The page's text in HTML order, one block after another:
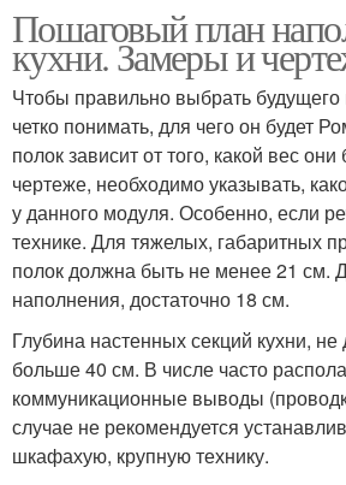
Пошаговый план
кухни. Замеры и
Чтобы правильно выбрать
четко понимать, для чего он будет
полок зависит от того, какой вес
чертеже, необходимо указывать,
у данного модуля. Особенно, если
технике. Для тяжелых, габаритных
полок должна быть не менее 21 см.
наполнения, достаточно 18 см.
Глубина настенных секций кухни,
больше 40 см. В числе часто
коммуникационные выводы
случае не рекомендуется
шкафахую, крупную технику.